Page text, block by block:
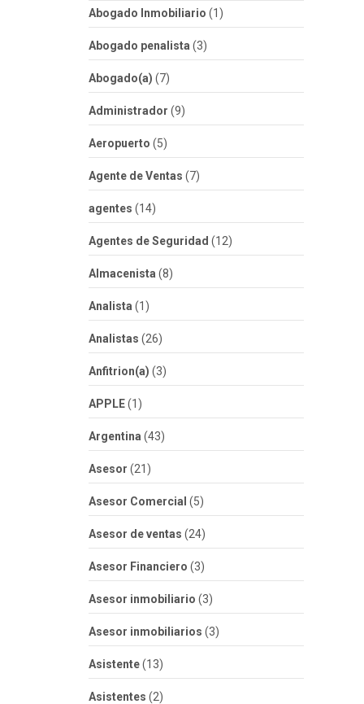
Abogado Inmobiliario (1)
Abogado penalista (3)
Abogado(a) (7)
Administrador (9)
Aeropuerto (5)
Agente de Ventas (7)
agentes (14)
Agentes de Seguridad (12)
Almacenista (8)
Analista (1)
Analistas (26)
Anfitrion(a) (3)
APPLE(1)
Argentina (43)
Asesor (21)
Asesor Comercial (5)
Asesor de ventas (24)
Asesor Financiero (3)
Asesor inmobiliario (3)
Asesor inmobiliarios (3)
Asistente(13)
Asistentes (2)